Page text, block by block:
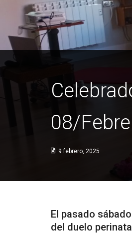
08/
9 febrero, 2025
El pasado
del duelo